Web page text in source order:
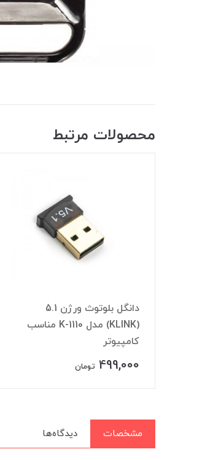
محصولات مرتبط
دانگل بلوتوث ورژن 5.1
(KLINK) مدل K-1110 مناسب
کامپیوتر
499,000 تومان
مشخصات دیدگاه‌ها